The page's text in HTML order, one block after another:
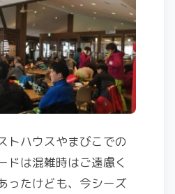
トハウスやまびこでの
ドは混雑時はご遠慮く
ったけども、今シーズ